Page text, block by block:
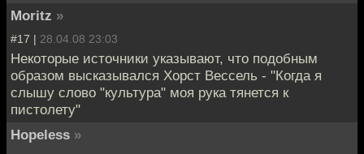
Moritz »
#17 | 28.04.08 23:03
Некоторые источники указывают, что подобным
образом высказывался Хорст Вессель - "Когда я
слышу слово "культура" моя рука тянется к
пистолету"
Hopeless »